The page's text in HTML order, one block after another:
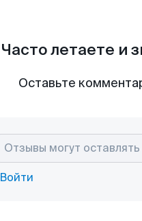
Часто летаете и
Оставьте
Войти